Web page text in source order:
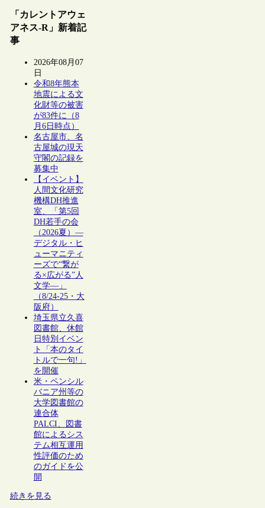
「カレントアウェ
アネス-R」新着記
事
2026年08月07
日
令和8年熊本
地震による文
化財等の被害
が83件に（8
月6日時点）
名古屋市、名
古屋城の現天
守閣の記録を
募集中
【イベント】
人間文化研究
機構DH推進
室、「第5回
DH若手の会
（2026夏）―
デジタル・ヒ
ューマニティ
ーズで“繋が
る×広がる”人
文学―」
（8/24-25・大
阪府）
埼玉県立久喜
図書館、休館
日特別イベン
ト「本のタイ
トルで一句!」
を開催
米・ペンシル
バニア州等の
大学図書館の
連合体
PALCI、図書
館によるシス
テム相互運用
性評価のため
のガイドを公
開
続きを見る